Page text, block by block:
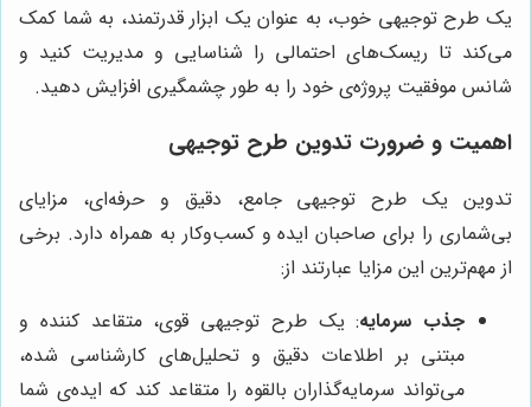
یک طرح توجیهی خوب، به عنوان یک ابزار قدرتمند، به شما کمک
می‌کند تا ریسک‌های احتمالی را شناسایی و مدیریت کنید و
شانس موفقیت پروژه‌ی خود را به طور چشمگیری افزایش دهید.
اهمیت و ضرورت تدوین طرح توجیهی
تدوین یک طرح توجیهی جامع، دقیق و حرفه‌ای، مزایای
بی‌شماری را برای صاحبان ایده و کسب‌وکار به همراه دارد. برخی
از مهم‌ترین این مزایا عبارتند از:
جذب سرمایه: یک طرح توجیهی قوی، متقاعد کننده و
مبتنی بر اطلاعات دقیق و تحلیل‌های کارشناسی شده،
می‌تواند سرمایه‌گذاران بالقوه را متقاعد کند که ایده‌ی شما